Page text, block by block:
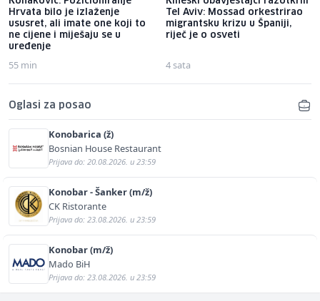
Hrvata bilo je izlaženje
ususret, ali imate one koji to
ne cijene i miješaju se u
uređenje
55 min
Tel Aviv: Mossad orkestrirao
migrantsku krizu u Španiji,
riječ je o osveti
4 sata
Oglasi za posao
Konobarica (ž)
Bosnian House Restaurant
Prijava do: 20.08.2026. u 23:59
Konobar - Šanker (m/ž)
CK Ristorante
Prijava do: 23.08.2026. u 23:59
Konobar (m/ž)
Mado BiH
Prijava do: 23.08.2026. u 23:59